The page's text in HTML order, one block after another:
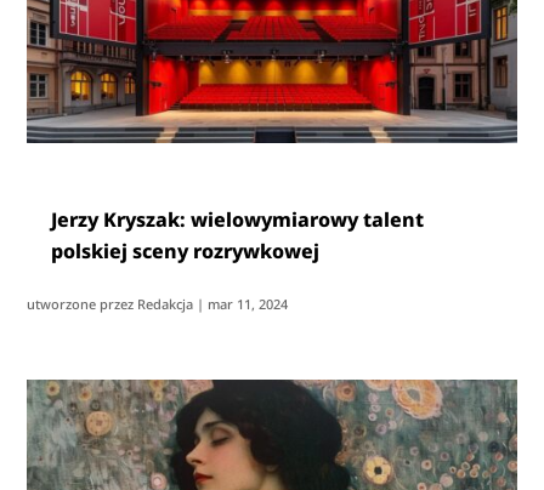
Jerzy Kryszak: wielowymiarowy talent
polskiej sceny rozrywkowej
utworzone przez Redakcja | mar 11, 2024